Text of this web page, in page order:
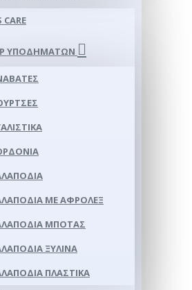
CARE
ΥΠΟΔΗΜΆΤΩΝ
ΜΕ ΑΦΡΟΛΕΞ
ΜΠΌΤΑΣ
ΞΎΛΙΝΑ
ΠΛΑΣΤΙΚΆ